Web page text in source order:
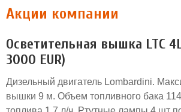
Акции компании
Осветительная вышка LTC
3000 EUR)
Дизельный двигатель Lombardini.
вышки 9 м. Объем топливного бака